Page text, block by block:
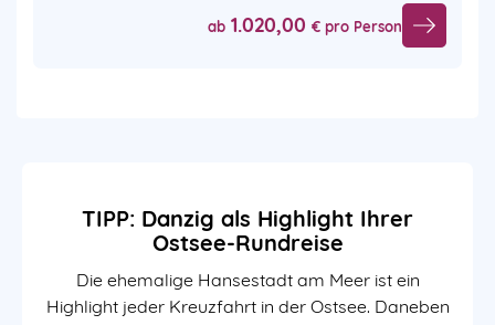
ab 1.020,00 € pro Person
TIPP: Danzig als Highlight Ihrer
Ostsee-Rundreise
Die ehemalige Hansestadt am Meer ist ein
Highlight jeder Kreuzfahrt in der Ostsee. Daneben